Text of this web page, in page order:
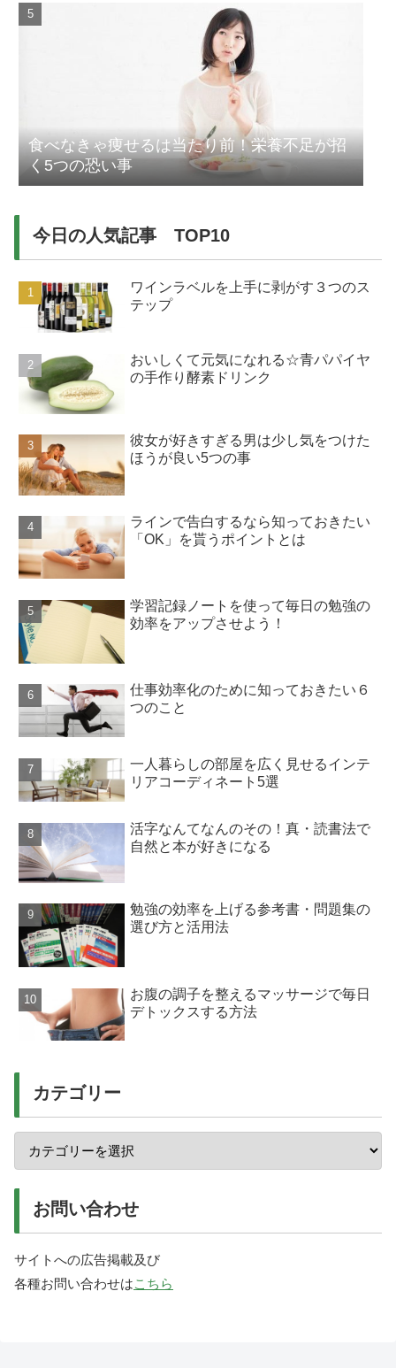
食べなきゃ痩せるは当たり前！栄養不足が招
く5つの恐い事
今日の人気記事 TOP10
ワインラベルを上手に剥がす３つのス
テップ
おいしくて元気になれる☆青パパイヤ
の手作り酵素ドリンク
彼女が好きすぎる男は少し気をつけた
ほうが良い5つの事
ラインで告白するなら知っておきたい
「OK」を貰うポイントとは
学習記録ノートを使って毎日の勉強の
効率をアップさせよう！
仕事効率化のために知っておきたい６
つのこと
一人暮らしの部屋を広く見せるインテ
リアコーディネート5選
活字なんてなんのその！真・読書法で
自然と本が好きになる
勉強の効率を上げる参考書・問題集の
選び方と活用法
お腹の調子を整えるマッサージで毎日
デトックスする方法
カテゴリー
お問い合わせ
サイトへの広告掲載及び
各種お問い合わせはこちら